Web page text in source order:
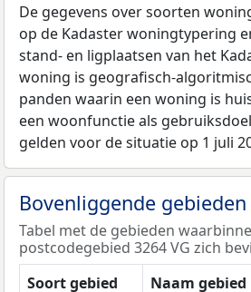
De gegevens over soorten
op de Kadaster woningtypering
stand- en ligplaatsen van het
woning is geografisch-
panden waarin een woning is
een woonfunctie als
gelden voor de situatie op 1 juli
Bovenliggende gebieden
Tabel met de gebieden
postcodegebied 3264 VG zich
Soort gebied
Naam gebied